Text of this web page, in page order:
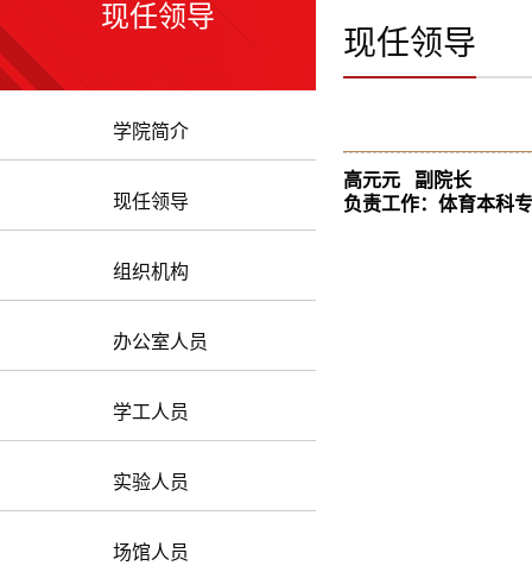
现任领导
学院简介
现任领导
组织机构
办公室人员
学工人员
实验人员
场馆人员
现任领导
高元元 副院长
负责工作：体育本科